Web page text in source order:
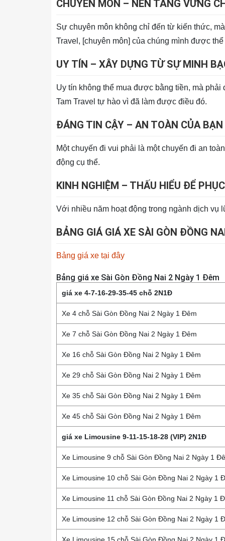
CHUYÊN MÔN – NỀN TẢNG VỮNG
Sự chuyên môn không chỉ đến từ kiến thức,
Travel, [chuyên môn] của chúng mình được
UY TÍN – XÂY DỰNG TỪ SỰ MINH
Uy tín không thể mua được bằng tiền, mà
Tam Travel tự hào vì đã làm được điều đó.
ĐÁNG TIN CẬY – AN TOÀN CỦA
Một chuyến đi vui phải là một chuyến đi an
động cụ thể.
KINH NGHIỆM – THẤU HIỂU ĐỂ
Với nhiều năm hoạt động trong ngành dịch vụ
BẢNG GIÁ GIÁ XE SÀI GÒN ĐỒNG
Bảng giá xe tại đây
Bảng giá xe Sài Gòn Đồng Nai 2 Ngày 1 Đêm
giá xe 4-7-16-29-35-45 chỗ 2N1Đ
Xe 4 chỗ Sài Gòn Đồng Nai 2 Ngày 1 Đêm
Xe 7 chỗ Sài Gòn Đồng Nai 2 Ngày 1 Đêm
Xe 16 chỗ Sài Gòn Đồng Nai 2 Ngày 1 Đêm
Xe 29 chỗ Sài Gòn Đồng Nai 2 Ngày 1 Đêm
Xe 35 chỗ Sài Gòn Đồng Nai 2 Ngày 1 Đêm
Xe 45 chỗ Sài Gòn Đồng Nai 2 Ngày 1 Đêm
giá xe Limousine 9-11-15-18-28 (VIP) 2N1Đ
Xe Limousine 9 chỗ Sài Gòn Đồng Nai 2 Ngày 1
Xe Limousine 10 chỗ Sài Gòn Đồng Nai 2 Ngày 1
Xe Limousine 11 chỗ Sài Gòn Đồng Nai 2 Ngày 1
Xe Limousine 12 chỗ Sài Gòn Đồng Nai 2 Ngày 1